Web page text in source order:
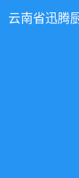
云南省迅腾